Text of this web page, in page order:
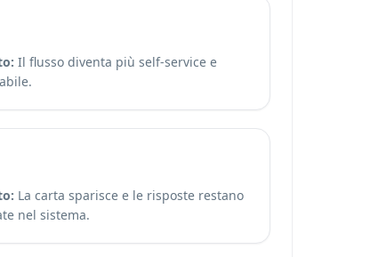
Il flusso diventa più self-service e
La carta sparisce e le risposte restano
nel sistema.